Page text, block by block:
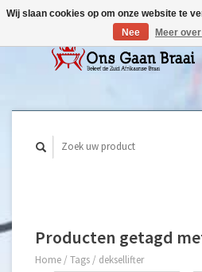
Producten getagd
Home / Tags / deksellifter
Wij slaan cookies op om onze website te
Nee
Meer